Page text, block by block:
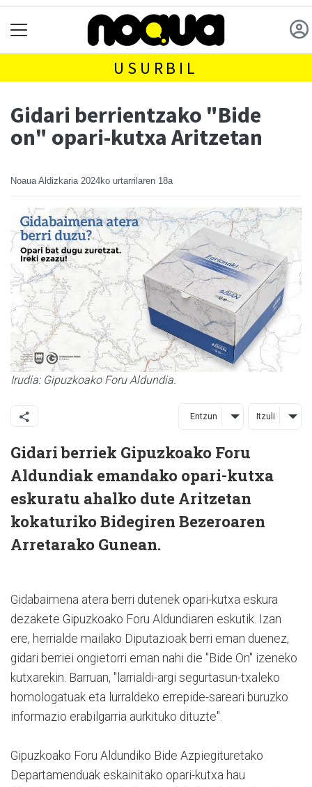
USURBIL
Gidari berrientzako "Bide
on" opari-kutxa Aritzetan
Noaua Aldizkaria 2024ko urtarrilaren 18a
Irudia: Gipuzkoako Foru Aldundia.
Entzun Itzuli
Gidari berriek Gipuzkoako Foru
Aldundiak emandako opari-kutxa
eskuratu ahalko dute Aritzetan
kokaturiko Bidegiren Bezeroaren
Arretarako Gunean.
Gidabaimena atera berri dutenek opari-kutxa eskura
dezakete Gipuzkoako Foru Aldundiaren eskutik. Izan
ere, herrialde mailako Diputazioak berri eman duenez,
gidari berriei ongietorri eman nahi die "Bide On" izeneko
kutxarekin. Barruan, "larrialdi-argi segurtasun-txaleko
homologatuak eta lurraldeko errepide-sareari buruzko
informazio erabilgarria aurkituko dituzte".
Gipuzkoako Foru Aldundiko Bide Azpiegituretako
Departamenduak eskainitako opari-kutxa hau